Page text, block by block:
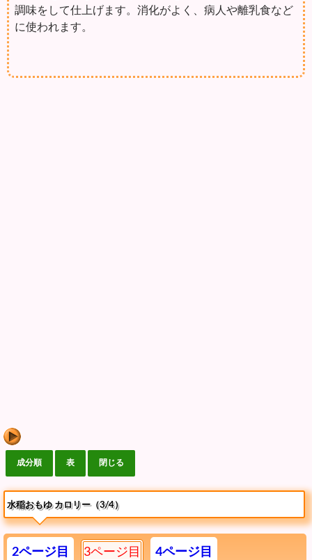
調味をして仕上げます。消化がよく、病人や離乳食など
に使われます。
水稲おもゆ カロリー（3/4）
2ページ目 3ページ目 4ページ目